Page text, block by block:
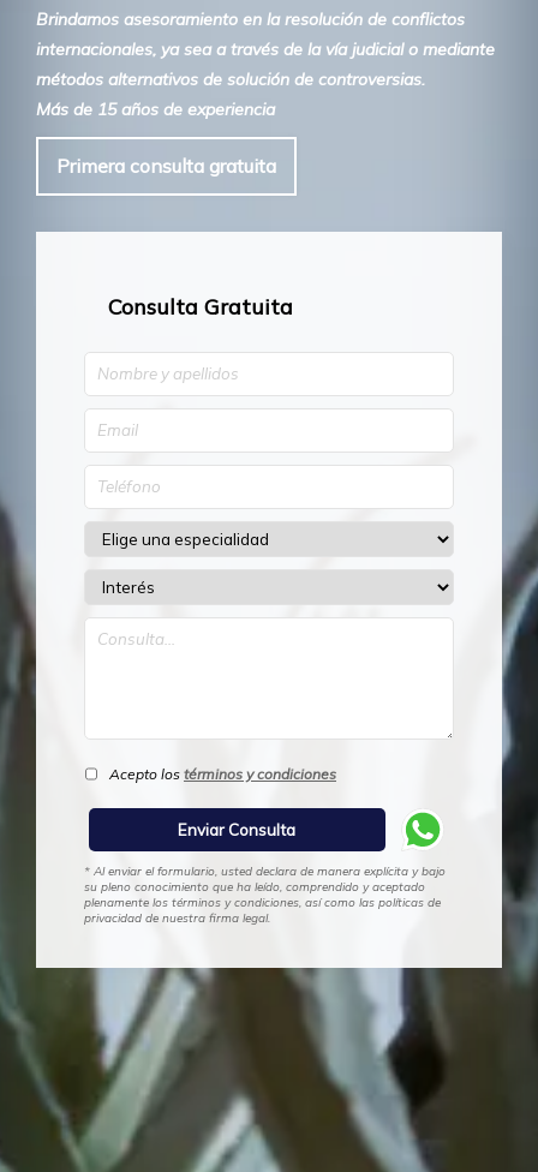
Brindamos asesoramiento en la resolución de conflictos
internacionales, ya sea a través de la vía judicial o mediante
métodos alternativos de solución de controversias.
Más de 15 años de experiencia
Primera consulta gratuita
Consulta Gratuita
Acepto los términos y condiciones
* Al enviar el formulario, usted declara de manera explícita y bajo
su pleno conocimiento que ha leído, comprendido y aceptado
plenamente los términos y condiciones, así como las políticas de
privacidad de nuestra firma legal.